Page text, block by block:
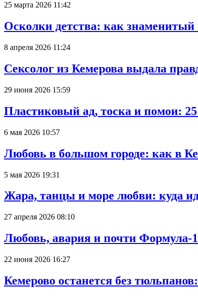
25 марта 2026 11:42
Осколки детства: как
8 апреля 2026 11:24
Сексолог из Кемерова выдала
29 июня 2026 15:59
Пластиковый ад, тоска и помои:
6 мая 2026 10:57
Любовь в большом городе: как в
5 мая 2026 19:31
Жара, танцы и море любви: куда
27 апреля 2026 08:10
Любовь, авария и почти Формула-
22 июня 2026 16:27
Кемерово останется без